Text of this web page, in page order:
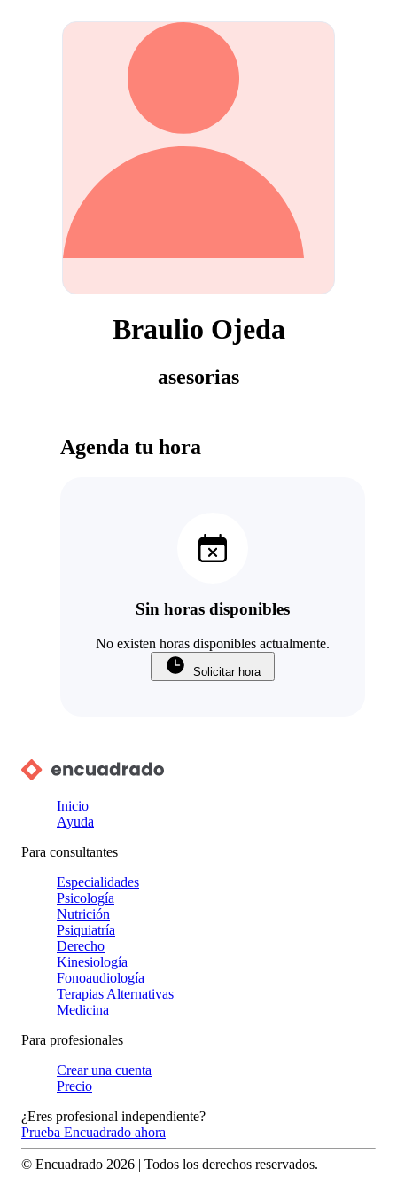
Braulio Ojeda
asesorias
Agenda tu hora
Sin horas disponibles
No existen horas disponibles actualmente.
Solicitar hora
Inicio
Ayuda
Para consultantes
Especialidades
Psicología
Nutrición
Psiquiatría
Derecho
Kinesiología
Fonoaudiología
Terapias Alternativas
Medicina
Para profesionales
Crear una cuenta
Precio
¿Eres profesional independiente?
Prueba Encuadrado ahora
© Encuadrado 2026 | Todos los derechos reservados.